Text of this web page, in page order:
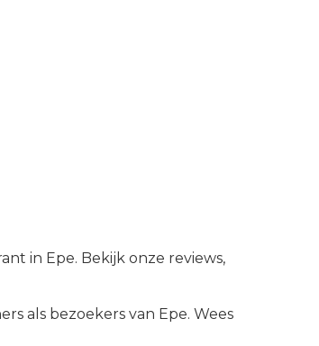
in Epe. Bekijk onze reviews,
als bezoekers van Epe. Wees